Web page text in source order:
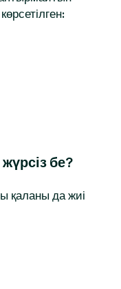
бе?
қаланы да жиі